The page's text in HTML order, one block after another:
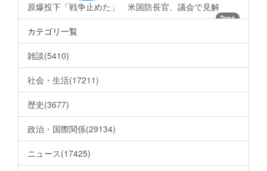
原爆投下「戦争止めた」 米国防長官、議会で見解
2res
カテゴリ一覧
雑談(5410)
社会・生活(17211)
歴史(3677)
政治・国際関係(29134)
ニュース(17425)